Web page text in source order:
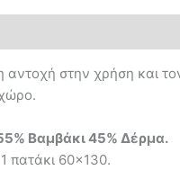
αντοχή στην χρήση και
Βαμβάκι 45% Δέρμα.
πατάκι 60×130.